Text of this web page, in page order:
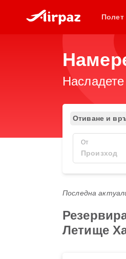
Полет
Отиване и
От
Последна
Летище